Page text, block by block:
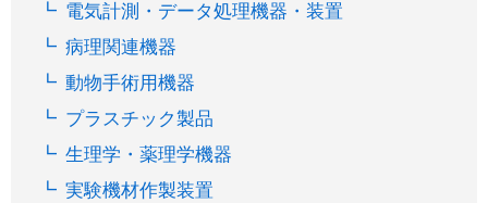
電気計測・データ処理機器・装置
病理関連機器
動物手術用機器
プラスチック製品
生理学・薬理学機器
実験機材作製装置